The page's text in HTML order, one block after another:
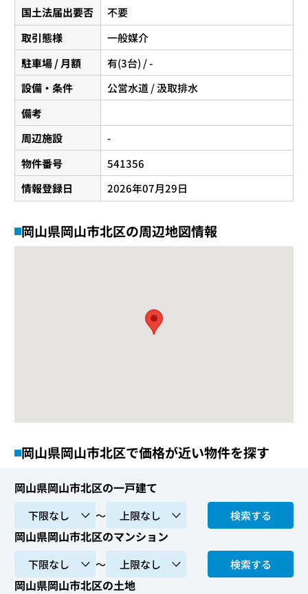
国土法届出要否
不要
取引態様
一般媒介
駐車場 / 月額
有(3台) / -
設備・条件
公営水道 / 汲取排水
備考
周辺施設
-
物件番号
541356
情報登録日
2026年07月29日
岡山県岡山市北区の周辺地図情報
岡山県岡山市北区で価格が近い物件を探す
岡山県岡山市北区の一戸建て
〜 検索する
岡山県岡山市北区のマンション
〜 検索する
岡山県岡山市北区の土地